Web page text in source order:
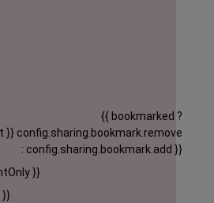
}}
{{ bookmarked ?
config.sharing.bookmark.remove
: config.sharing.bookmark.add }}
}}
}}